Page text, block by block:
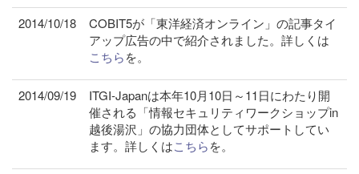
2014/10/18
COBIT5が「東洋経済オンライン」の記事タイ
アップ広告の中で紹介されました。詳しくは
こちらを。
2014/09/19
ITGI-Japanは本年10月10日～11日にわたり開
催される「情報セキュリティワークショップin
越後湯沢」の協力団体としてサポートしてい
ます。詳しくはこちらを。